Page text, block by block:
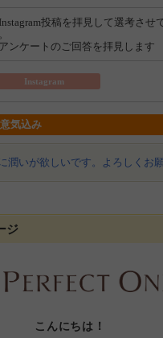
Instagram投稿を拝見して選考させ
アンケートのご回答を拝見します
Instagram
気込み
潤いが欲しいです。よろしくお
ジ
こんにちは！